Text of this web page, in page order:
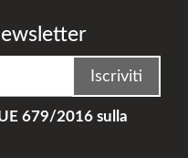
Iscriviti
679/2016sulla